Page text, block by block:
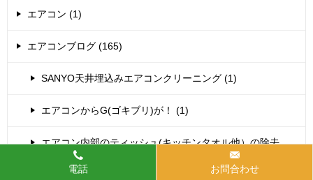
エアコン (1)
エアコンブログ (165)
SANYO天井埋込みエアコンクリーニング (1)
エアコンからG(ゴキブリ)が！ (1)
エアコン内部のティッシュ(キッチンタオル他）の除去
電話
お問合わせ